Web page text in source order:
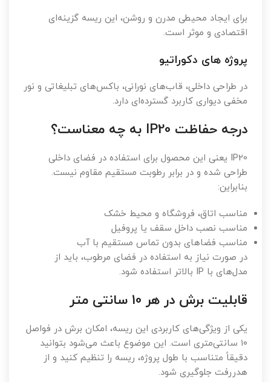
برای ایجاد محیطی مدرن و روشن، این ریسه گزینه‌ای
اقتصادی و موثر است.
پروژه های دکوراتیو
در طراحی داخلی، قاب‌های نورانی، باکس‌های تبلیغاتی و نور
مخفی دیواری کاربرد گسترده‌ای دارد.
درجه حفاظت IP20 به چه معناست؟
IP20 یعنی این محصول برای استفاده در فضای داخلی
طراحی شده و در برابر رطوبت مستقیم مقاوم نیست.
بنابراین:
مناسب اتاق، فروشگاه و محیط خشک
مناسب نصب داخل سقف یا پروفیل
مناسب فضاهای بدون تماس مستقیم با آب
در صورت نیاز به استفاده در فضای مرطوب، باید از
مدل‌های با IP بالاتر استفاده شود.
قابلیت برش در هر 10 سانتی متر
یکی از ویژگی‌های کاربردی این ریسه، امکان برش در فواصل
۱۰ سانتی‌متری است. این موضوع باعث می‌شود بتوانید
دقیقاً متناسب با طول پروژه، ریسه را تنظیم کنید و از
هدررفت جلوگیری شود.